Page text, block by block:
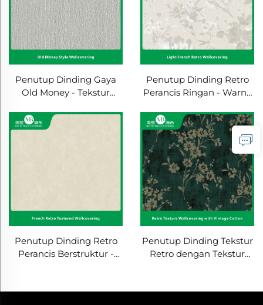
Bilik Tidur
Penutup Dinding Gaya
Old Money - Tekstur
Warna Dasar Krem-Abu-
abu, Hiasan Dinding
Penutup Dinding Retro
Perancis Ringan - Warna
Corak Retro,
Meningkatkan Elegan
Ruang, Sesuai untuk
Ruang Tamu & Bilik Tidur
Penutup Dinding Retro
Perancis Berstruktur -
Retro Ruang, Hiasan
Penutup Dinding Tekstur
Retro dengan Tekstur
Amerika, Hiasan Dinding